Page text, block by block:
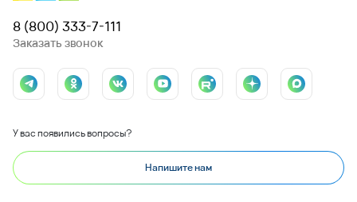
8 (800) 333-7-111
Заказать звонок
У вас появились вопросы?
Напишите нам